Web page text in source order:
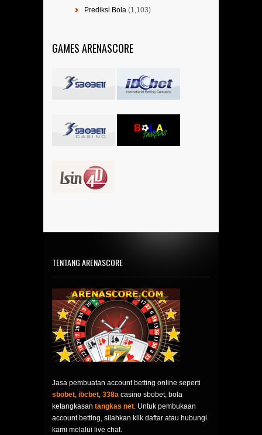
Prediksi Bola (1,103)
GAMES ARENASCORE
TENTANG ARENASCORE
Jasa pembuatan account betting online seperti
sbobet, ibcbet, 338a casino sbobet, bola
ketangkasan tangkas net. Untuk pembukaan
account betting, silahkan klik daftar atau hubungi
kami melalui live chat.